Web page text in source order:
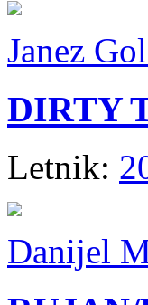
Janez
DIRTY
Letnik:
Danijel